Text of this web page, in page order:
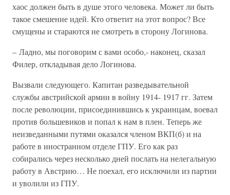
хаос должен быть в душе этого человека. Может ли быть
такое смешение идей. Кто ответит на этот вопрос? Все
смущены и стараются не смотреть в сторону Логинова.
– Ладно, мы поговорим с вами особо,- наконец, сказал
Филер, откладывая дело Логинова.
Вызвали следующего. Капитан разведывательной
службы австрийской армии в войну 1914- 1917 гг. Затем
после революции, присоединившись к украинцам, воевал
против большевиков и попал к нам в плен. Теперь же
неизведанными путями оказался членом ВКП(б) и на
работе в иностранном отделе ГПУ. Его как раз
собирались через несколько дней послать на нелегальную
работу в Австрию… Не поехал, его исключили из партии
и уволили из ГПУ.